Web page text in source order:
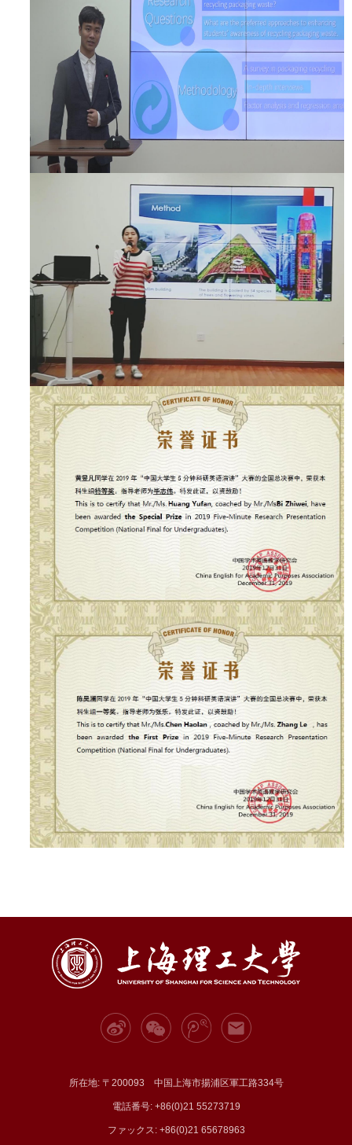
所在地: 〒200093 中国上海市揚浦区軍工路334号
電話番号: +86(0)21 55273719
ファックス: +86(0)21 65678963